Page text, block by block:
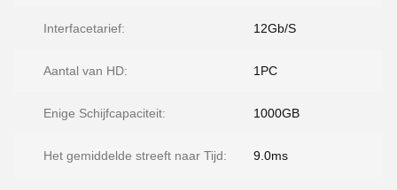
Interfacetarief: 12Gb/S
Aantal van HD: 1PC
Enige Schijfcapaciteit: 1000GB
Het gemiddelde streeft naar Tijd: 9.0ms